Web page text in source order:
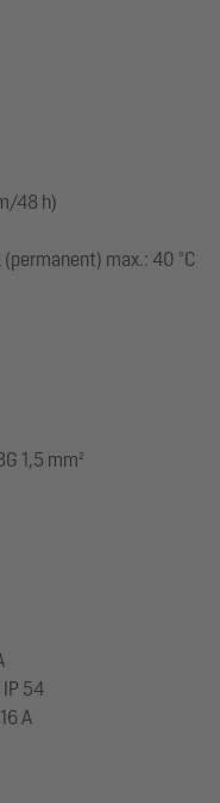
48 h)
max.: 40 °C
1,5 mm²
54
A